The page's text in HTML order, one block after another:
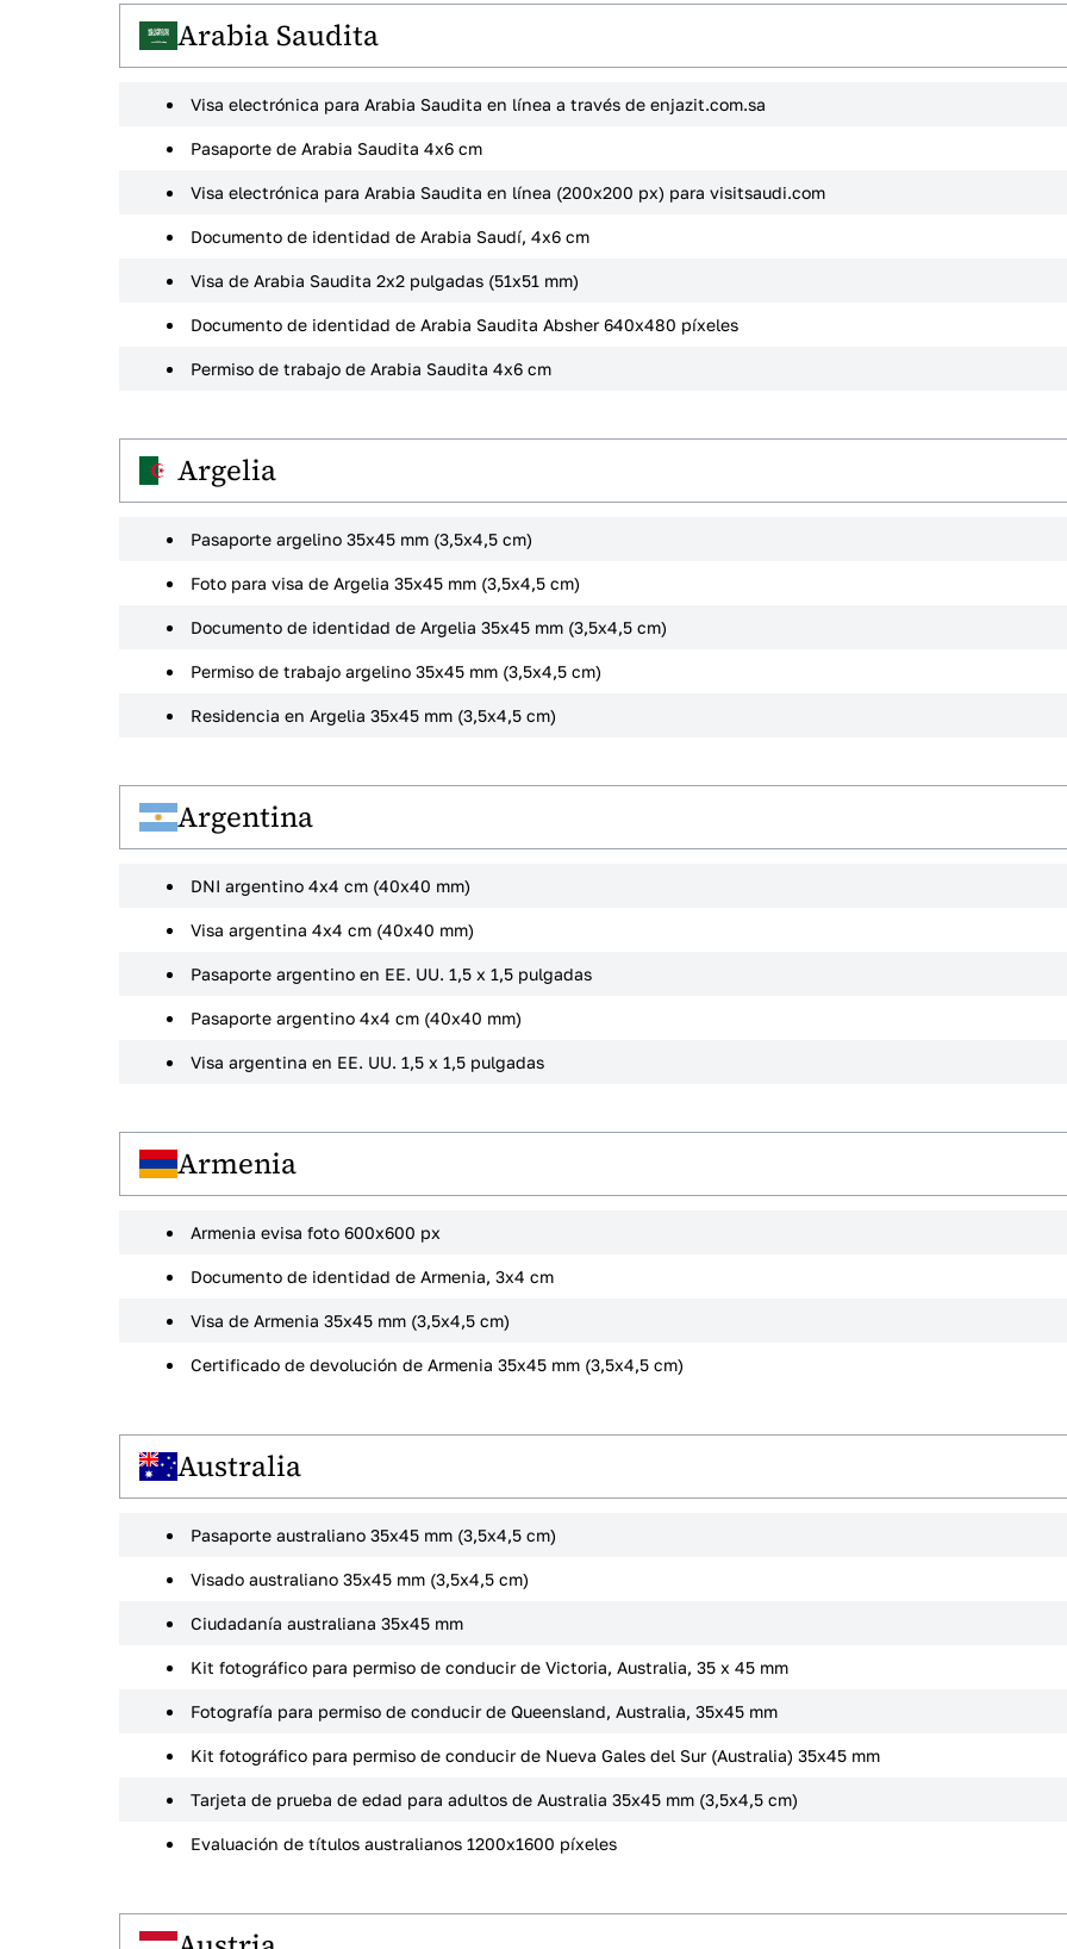
Arabia Saudita
Visa electrónica para Arabia Saudita en línea a través de enjazit.com.sa
Pasaporte de Arabia Saudita 4x6 cm
Visa electrónica para Arabia Saudita en línea (200x200 px) para visitsaudi.com
Documento de identidad de Arabia Saudí, 4x6 cm
Visa de Arabia Saudita 2x2 pulgadas (51x51 mm)
Documento de identidad de Arabia Saudita Absher 640x480 píxeles
Permiso de trabajo de Arabia Saudita 4x6 cm
Argelia
Pasaporte argelino 35x45 mm (3,5x4,5 cm)
Foto para visa de Argelia 35x45 mm (3,5x4,5 cm)
Documento de identidad de Argelia 35x45 mm (3,5x4,5 cm)
Permiso de trabajo argelino 35x45 mm (3,5x4,5 cm)
Residencia en Argelia 35x45 mm (3,5x4,5 cm)
Argentina
DNI argentino 4x4 cm (40x40 mm)
Visa argentina 4x4 cm (40x40 mm)
Pasaporte argentino en EE. UU. 1,5 x 1,5 pulgadas
Pasaporte argentino 4x4 cm (40x40 mm)
Visa argentina en EE. UU. 1,5 x 1,5 pulgadas
Armenia
Armenia evisa foto 600x600 px
Documento de identidad de Armenia, 3x4 cm
Visa de Armenia 35x45 mm (3,5x4,5 cm)
Certificado de devolución de Armenia 35x45 mm (3,5x4,5 cm)
Australia
Pasaporte australiano 35x45 mm (3,5x4,5 cm)
Visado australiano 35x45 mm (3,5x4,5 cm)
Ciudadanía australiana 35x45 mm
Kit fotográfico para permiso de conducir de Victoria, Australia, 35 x 45 mm
Fotografía para permiso de conducir de Queensland, Australia, 35x45 mm
Kit fotográfico para permiso de conducir de Nueva Gales del Sur (Australia) 35x45 mm
Tarjeta de prueba de edad para adultos de Australia 35x45 mm (3,5x4,5 cm)
Evaluación de títulos australianos 1200x1600 píxeles